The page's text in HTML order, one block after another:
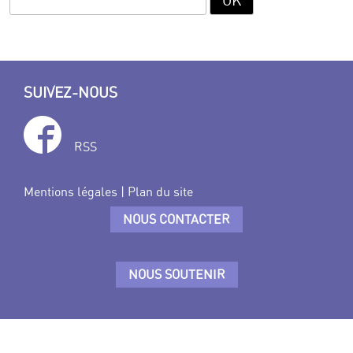
SUIVEZ-NOUS
RSS
Mentions légales | Plan du site
NOUS CONTACTER
NOUS SOUTENIR